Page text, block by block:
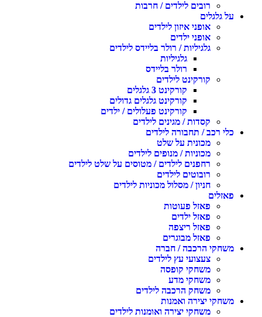
רובים לילדים / חרבות
גלגלים
אופני איזון לילדים
אופני ילדים
גלגיליות / רולר בליידס לילדים
גלגיליות
רולר בליידס
קורקינט לילדים
קורקינט 3 גלגלים
קורקינט גלגלים גדולים
קורקינט פעלולים / ילדים
קסדות / מגינים לילדים
רכב / תחבורה לילדים
מכונית על שלט
מכוניות / מנופים לילדים
רחפנים לילדים / מטוסים על שלט לילדים
רובוטים לילדים
חניון / מסלול מכוניות לילדים
פאזל פעוטות
פאזל ילדים
פאזל ריצפה
פאזל מבוגרים
הרכבה / חברה
צעצועי עץ לילדים
משחקי קופסה
משחקי מדע
משחק הרכבה לילדים
יצירה ואמנות
משחקי יצירה ואומנות לילדים